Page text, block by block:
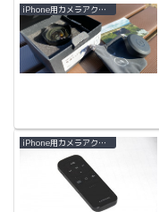
iPhone用カメラアクセサリー
iPhone用カメラアクセサリー